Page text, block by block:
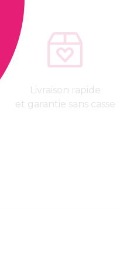
Livraison rapide
et garantie sans casse